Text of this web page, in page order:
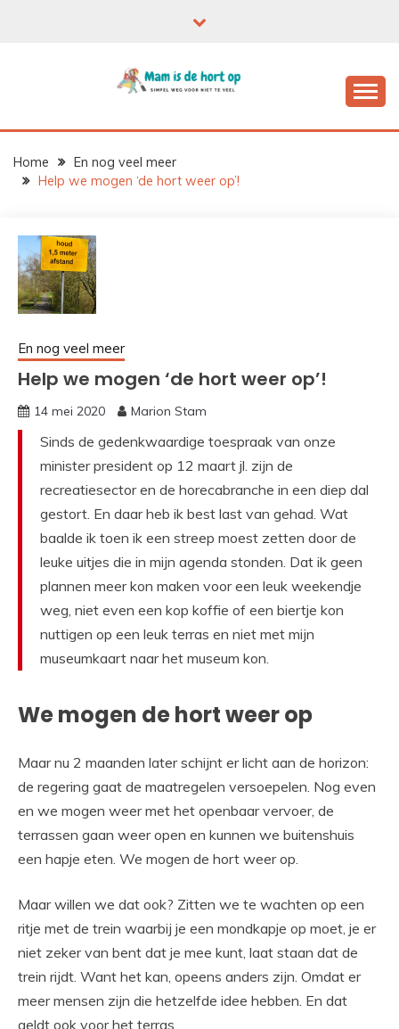
Home
En nog veel meer
Help we mogen ‘de hort weer op’!
En nog veel meer
Help we mogen ‘de hort weer op’!
14 mei 2020 Marion Stam
Sinds de gedenkwaardige toespraak van onze
minister president op 12 maart jl. zijn de
recreatiesector en de horecabranche in een diep dal
gestort. En daar heb ik best last van gehad. Wat
baalde ik toen ik een streep moest zetten door de
leuke uitjes die in mijn agenda stonden. Dat ik geen
plannen meer kon maken voor een leuk weekendje
weg, niet even een kop koffie of een biertje kon
nuttigen op een leuk terras en niet met mijn
museumkaart naar het museum kon.
We mogen de hort weer op
Maar nu 2 maanden later schijnt er licht aan de horizon:
de regering gaat de maatregelen versoepelen. Nog even
en we mogen weer met het openbaar vervoer, de
terrassen gaan weer open en kunnen we buitenshuis
een hapje eten. We mogen de hort weer op.
Maar willen we dat ook? Zitten we te wachten op een
ritje met de trein waarbij je een mondkapje op moet, je er
niet zeker van bent dat je mee kunt, laat staan dat de
trein rijdt. Want het kan, opeens anders zijn. Omdat er
meer mensen zijn die hetzelfde idee hebben. En dat
geldt ook voor het terras.